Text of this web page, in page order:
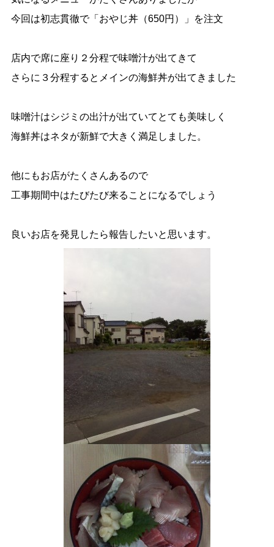
今回は初志貫徹で「おやじ丼（650円）」を注文
店内で席に座り２分程で味噌汁が出てきて
さらに３分程するとメインの海鮮丼が出てきました
味噌汁はシジミの出汁が出ていてとても美味しく
海鮮丼はネタが新鮮で大きく満足しました。
他にもお店がたくさんあるので
工事期間中はたびたび来ることになるでしょう
良いお店を発見したら報告したいと思います。